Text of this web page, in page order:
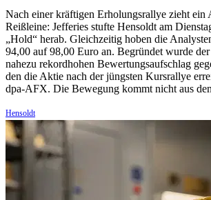
Nach einer kräftigen Erholungsrallye zieht ein
Reißleine: Jefferies stufte Hensoldt am
„Hold“ herab. Gleichzeitig hoben die
94,00 auf 98,00 Euro an. Begründet wurde
nahezu rekordhohen Bewertungsaufschlag
den die Aktie nach der jüngsten Kursrallye
dpa-AFX. Die Bewegung kommt nicht aus
Hensoldt